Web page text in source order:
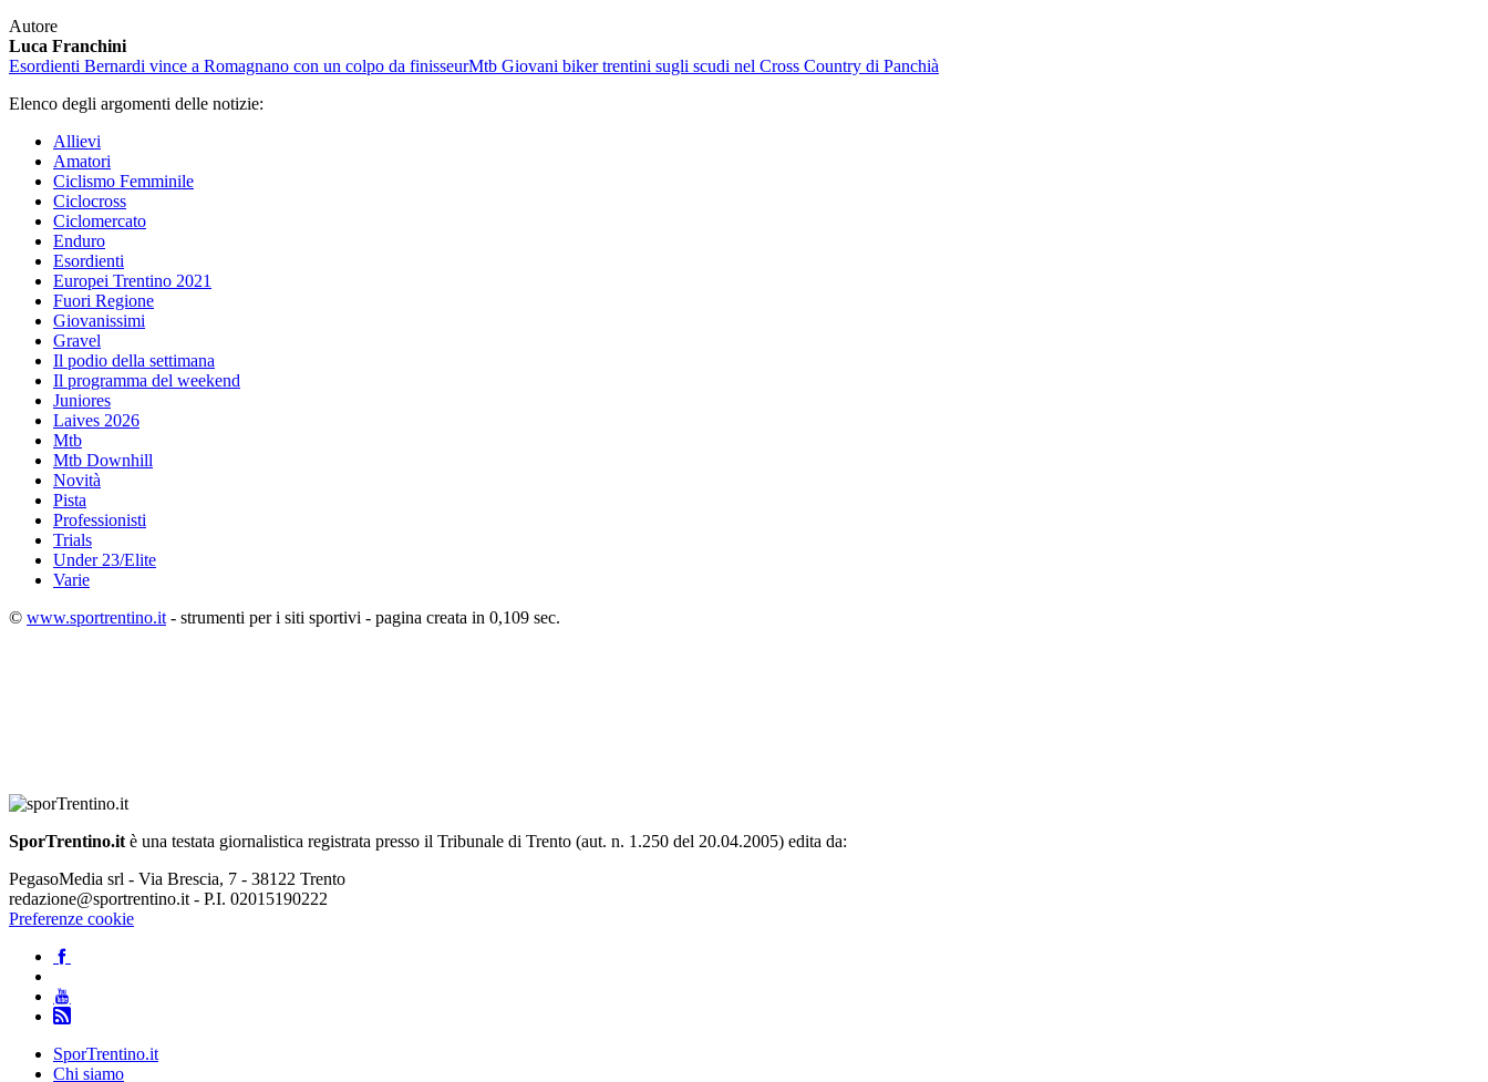
Autore
Luca Franchini
Esordienti Bernardi vince a Romagnano con un colpo da finisseurMtb Giovani biker trentini sugli scudi nel Cross Country di Panchià
Elenco degli argomenti delle notizie:
Allievi
Amatori
Ciclismo Femminile
Ciclocross
Ciclomercato
Enduro
Esordienti
Europei Trentino 2021
Fuori Regione
Giovanissimi
Gravel
Il podio della settimana
Il programma del weekend
Juniores
Laives 2026
Mtb
Mtb Downhill
Novità
Pista
Professionisti
Trials
Under 23/Elite
Varie
© www.sportrentino.it- strumenti per i siti sportivi - pagina creata in 0,109 sec.
SporTrentino.itè una testata giornalistica registrata presso il Tribunale di Trento (aut. n. 1.250 del 20.04.2005) edita da:
PegasoMedia srl - Via Brescia, 7 - 38122 Trento
redazione@sportrentino.it - P.I. 02015190222
Preferenze cookie
SporTrentino.it
Chi siamo